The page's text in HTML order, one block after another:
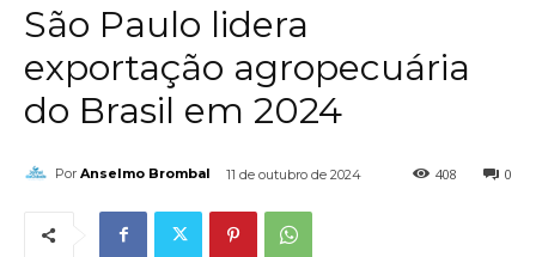
São Paulo lidera
exportação agropecuária
do Brasil em 2024
Por Anselmo Brombal 11 de outubro de 2024 0
408